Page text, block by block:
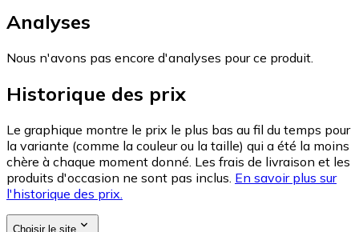
Analyses
Nous n'avons pas encore d'analyses pour ce produit.
Historique des prix
Le graphique montre le prix le plus bas au fil du temps pour
la variante (comme la couleur ou la taille) qui a été la moins
chère à chaque moment donné. Les frais de livraison et les
produits d'occasion ne sont pas inclus. En savoir plus sur
l'historique des prix.
Choisir le site